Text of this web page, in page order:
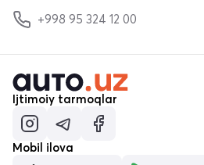
+998 95 324 12 00
Ijtimoiy tarmoqlar
Mobil ilova